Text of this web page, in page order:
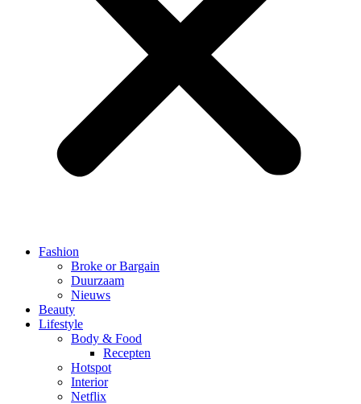
Fashion
Broke or Bargain
Duurzaam
Nieuws
Beauty
Lifestyle
Body & Food
Recepten
Hotspot
Interior
Netflix